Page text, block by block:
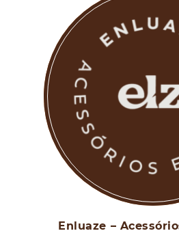
Enluaze –